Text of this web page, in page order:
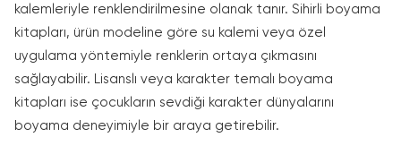
kalemleriyle renklendirilmesine olanak tanır. Sihirli boyama
kitapları, ürün modeline göre su kalemi veya özel
uygulama yöntemiyle renklerin ortaya çıkmasını
sağlayabilir. Lisanslı veya karakter temalı boyama
kitapları ise çocukların sevdiği karakter dünyalarını
boyama deneyimiyle bir araya getirebilir.